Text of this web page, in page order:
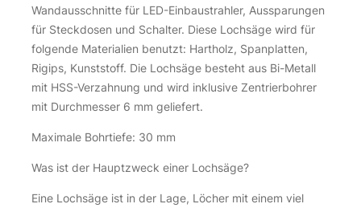
Wandausschnitte für LED-Einbaustrahler, Aussparungen
für Steckdosen und Schalter. Diese Lochsäge wird für
folgende Materialien benutzt: Hartholz, Spanplatten,
Rigips, Kunststoff. Die Lochsäge besteht aus Bi-Metall
mit HSS-Verzahnung und wird inklusive Zentrierbohrer
mit Durchmesser 6 mm geliefert.
Maximale Bohrtiefe: 30 mm
Was ist der Hauptzweck einer Lochsäge?
Eine Lochsäge ist in der Lage, Löcher mit einem viel